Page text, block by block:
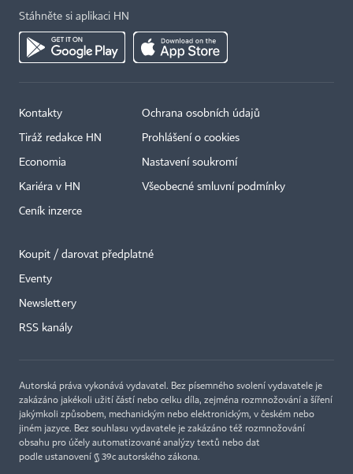
Stáhněte si aplikaci HN
Kontakty
Tiráž redakce HN
Economia
Kariéra v HN
Ceník inzerce
Ochrana osobních údajů
Prohlášení o cookies
Nastavení soukromí
Všeobecné smluvní podmínky
Koupit / darovat předplatné
Eventy
Newslettery
RSS kanály
Autorská práva vykonává vydavatel. Bez písemného svolení vydavatele je
zakázáno jakékoli užití částí nebo celku díla, zejména rozmnožování a šíření
jakýmkoli způsobem, mechanickým nebo elektronickým, v českém nebo
jiném jazyce. Bez souhlasu vydavatele je zakázáno též rozmnožování
obsahu pro účely automatizované analýzy textů nebo dat
podle ustanovení § 39c autorského zákona.